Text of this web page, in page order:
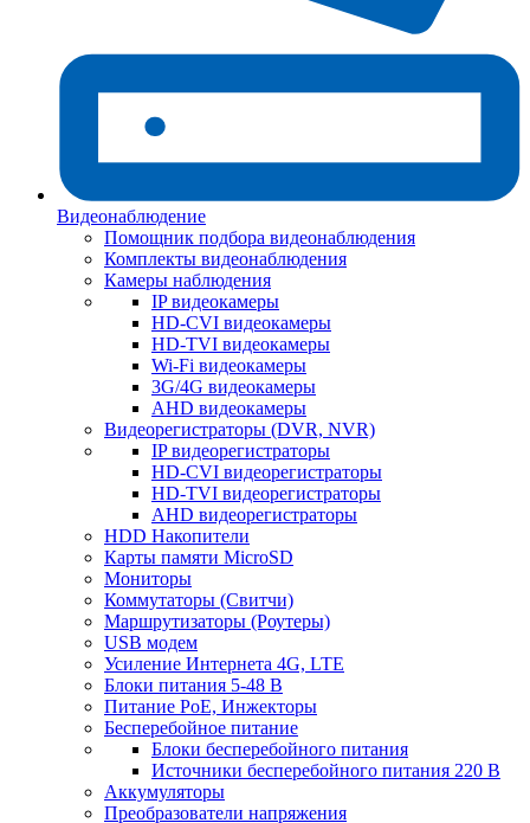
Видеонаблюдение
Помощник подбора видеонаблюдения
Комплекты видеонаблюдения
Камеры наблюдения
IP видеокамеры
HD-CVI видеокамеры
HD-TVI видеокамеры
Wi-Fi видеокамеры
3G/4G видеокамеры
AHD видеокамеры
Видеорегистраторы (DVR, NVR)
IP видеорегистраторы
HD-CVI видеорегистраторы
HD-TVI видеорегистраторы
AHD видеорегистраторы
HDD Накопители
Карты памяти MicroSD
Мониторы
Коммутаторы (Свитчи)
Маршрутизаторы (Роутеры)
USB модем
Усиление Интернета 4G, LTE
Блоки питания 5-48 В
Питание PoE, Инжекторы
Бесперебойное питание
Блоки бесперебойного питания
Источники бесперебойного питания 220 В
Аккумуляторы
Преобразователи напряжения